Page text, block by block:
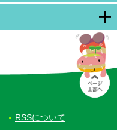
RSSについて